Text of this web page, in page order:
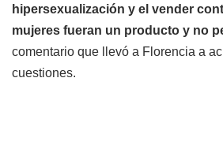
hipersexualización y el vender
mujeres fueran un producto y no
comentario que llevó a Florencia a
cuestiones.